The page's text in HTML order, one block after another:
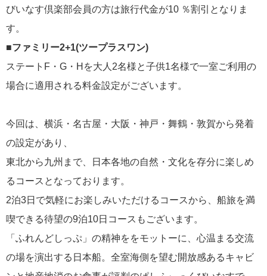
びいなす倶楽部会員の方は旅行代金が10 ％割引となりま
す。
■ファミリー2+1(ツープラスワン)
ステートF・G・Hを大人2名様と子供1名様で一室ご利用の
場合に適用される料金設定がございます。
今回は、横浜・名古屋・大阪・神戸・舞鶴・敦賀から発着
の設定があり、
東北から九州まで、日本各地の自然・文化を存分に楽しめ
るコースとなっております。
2泊3日で気軽にお楽しみいただけるコースから、船旅を満
喫できる待望の9泊10日コースもございます。
「ふれんどしっぷ」の精神ををモットーに、心温まる交流
の場を演出する日本船。全室海側を望む開放感あるキャビ